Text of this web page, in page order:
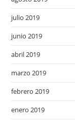
julio 2019
junio 2019
abril 2019
marzo 2019
febrero 2019
enero 2019